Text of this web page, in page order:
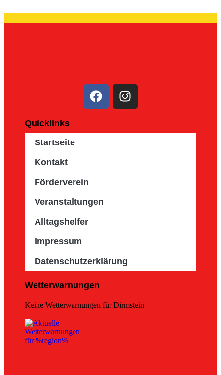
Quicklinks
Startseite
Kontakt
Förderverein
Veranstaltungen
Alltagshelfer
Impressum
Datenschutzerklärung
Wetterwarnungen
Keine Wetterwarnungen für Dirmstein